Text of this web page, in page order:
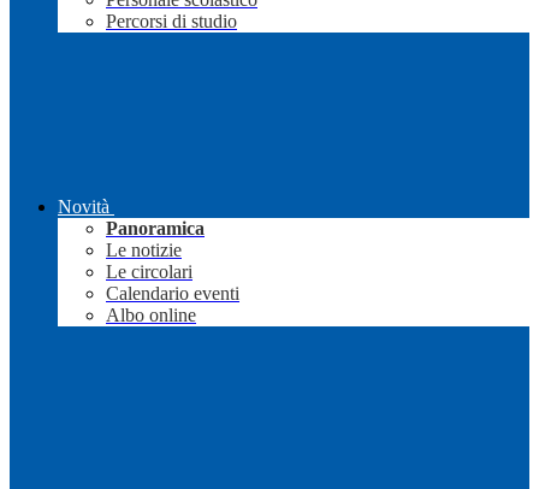
Percorsi di studio
Novità
Panoramica
Le notizie
Le circolari
Calendario eventi
Albo online